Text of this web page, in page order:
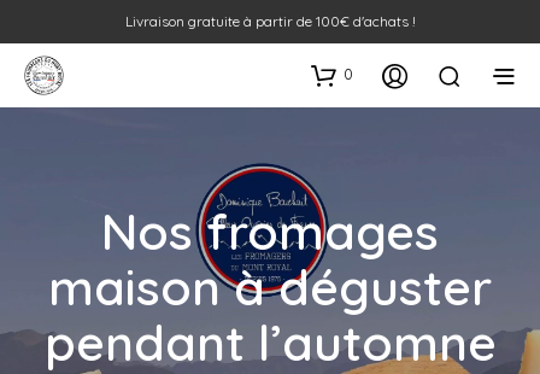
Livraison gratuite à partir de 100€ d'achats !
0
Nos fromages
maison à déguster
pendant l’automne